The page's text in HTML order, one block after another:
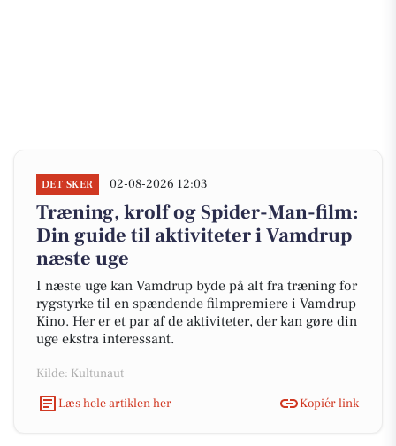
DET SKER 02-08-2026 12:03
Træning, krolf og Spider-Man-film:
Din guide til aktiviteter i Vamdrup
næste uge
I næste uge kan Vamdrup byde på alt fra træning for
rygstyrke til en spændende filmpremiere i Vamdrup
Kino. Her er et par af de aktiviteter, der kan gøre din
uge ekstra interessant.
Kilde: Kultunaut
Læs hele artiklen her
Kopiér link